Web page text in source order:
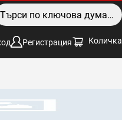
Регистрация Количка